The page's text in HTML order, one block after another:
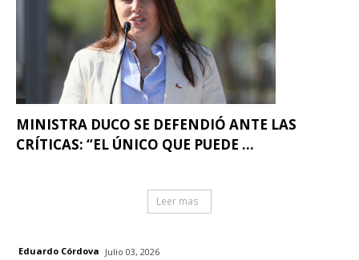
MINISTRA DUCO SE DEFENDIÓ ANTE LAS
CRÍTICAS: “EL ÚNICO QUE PUEDE ...
Leer mas
Eduardo Córdova Julio 03, 2026